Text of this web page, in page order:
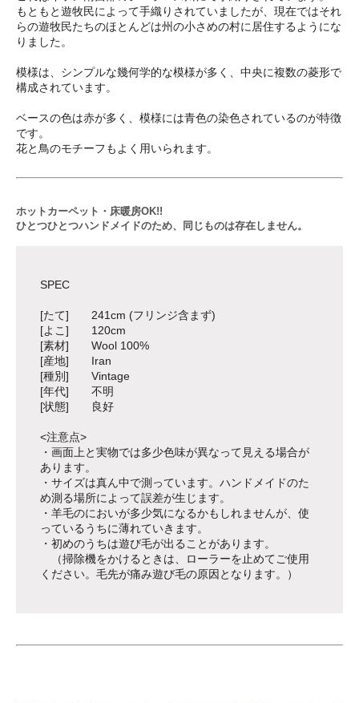
もともと遊牧民によって手織りされていましたが、現在ではそれ
らの遊牧民たちのほとんどは州の小さめの村に居住するようにな
りました。
模様は、シンプルな幾何学的な模様が多く、中央に複数の菱形で
構成されています。
ベースの色は赤が多く、模様には青色の染色されているのが特徴
です。
花と鳥のモチーフもよく用いられます。
ホットカーペット・床暖房OK!!
ひとつひとつハンドメイドのため、同じものは存在しません。
SPEC
[たて] 241cm (フリンジ含まず)
[よこ] 120cm
[素材] Wool 100%
[産地] Iran
[種別] Vintage
[年代] 不明
[状態] 良好
<注意点>
・画面上と実物では多少色味が異なって見える場合が
あります。
・サイズは真ん中で測っています。ハンドメイドのた
め測る場所によって誤差が生じます。
・羊毛のにおいが多少気になるかもしれませんが、使
っているうちに薄れていきます。
・初めのうちは遊び毛が出ることがあります。
（掃除機をかけるときは、ローラーを止めてご使用
ください。毛先が痛み遊び毛の原因となります。）